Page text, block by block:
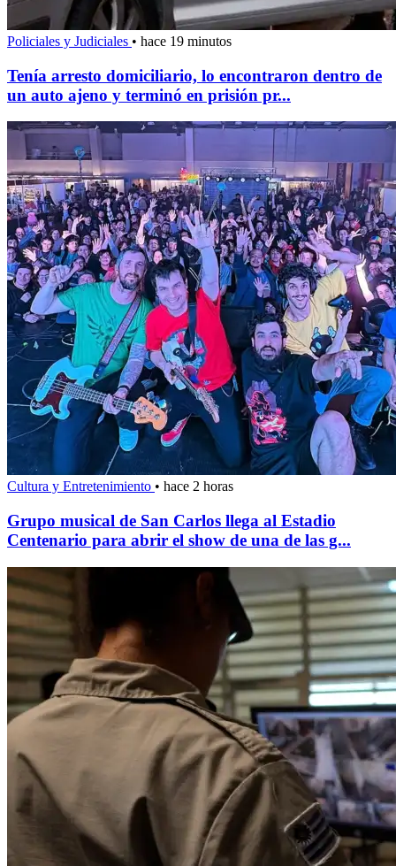
Policiales y Judiciales • hace 19 minutos
Tenía arresto domiciliario, lo encontraron dentro de
un auto ajeno y terminó en prisión pr...
Cultura y Entretenimiento • hace 2 horas
Grupo musical de San Carlos llega al Estadio
Centenario para abrir el show de una de las g...